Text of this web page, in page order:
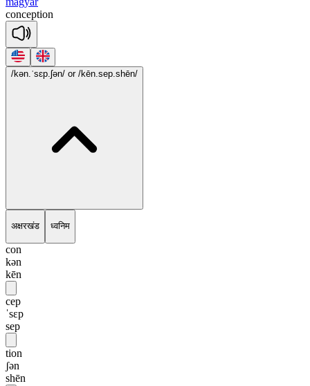
conception
/kən.ˈsɛp.ʃən/ or /kēn.sep.shēn/
अक्षरखंड ध्वनिम
con
kən
kēn
cep
ˈsɛp
sep
tion
ʃən
shēn